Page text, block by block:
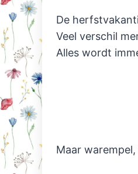
De
Veel verschil
Alles wordt
Maar